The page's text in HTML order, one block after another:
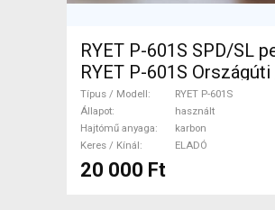
RYET P-601S SPD/SL
RYET P-601S
Gravel / Triatlon
Országúti Hajtásrendszer
használt ELADÓ
Típus / Modell
RYET P-601S
Állapot
használt
Hajtómű anyaga
karbon
Keres / Kínál
ELADÓ
20 000 Ft